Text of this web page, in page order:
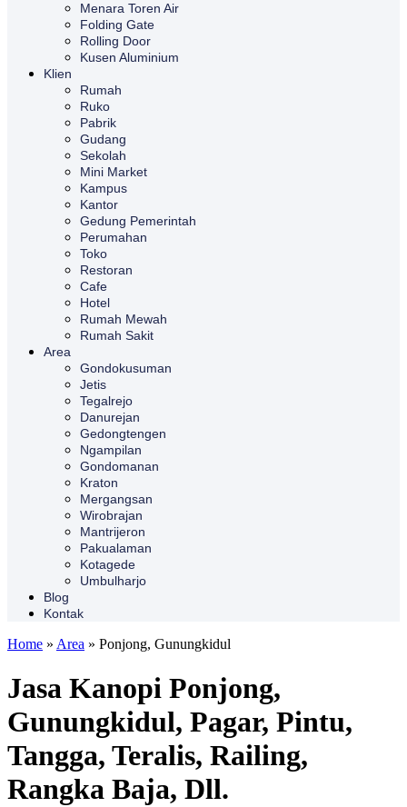
Menara Toren Air
Folding Gate
Rolling Door
Kusen Aluminium
Klien
Rumah
Ruko
Pabrik
Gudang
Sekolah
Mini Market
Kampus
Kantor
Gedung Pemerintah
Perumahan
Toko
Restoran
Cafe
Hotel
Rumah Mewah
Rumah Sakit
Area
Gondokusuman
Jetis
Tegalrejo
Danurejan
Gedongtengen
Ngampilan
Gondomanan
Kraton
Mergangsan
Wirobrajan
Mantrijeron
Pakualaman
Kotagede
Umbulharjo
Blog
Kontak
Home » Area » Ponjong, Gunungkidul
Jasa Kanopi Ponjong,
Gunungkidul, Pagar, Pintu,
Tangga, Teralis, Railing,
Rangka Baja, Dll.